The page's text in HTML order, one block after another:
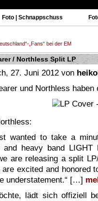
Foto | Schnappschuss
„Fans“ bei der EM
/ Northless Split LP
27. Juni 2012 von
und Northless
wanted to take a
and heavy band
are releasing a split
are excited and honored
understatement.“ […]
lädt sich offiziell